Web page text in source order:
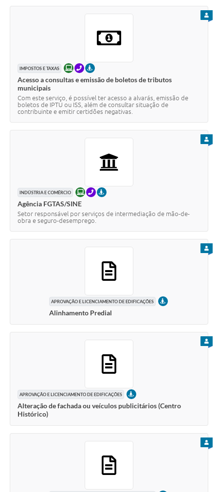
Enquete
Jornal
Contratos
IMPOSTOS E TAXAS ONLINETELEFONEPRESENCIAL
Acesso a consultas e emissão de boletos de tributos
municipais
Com este serviço, é possível ter acesso a alvarás, emissão de
boletos de IPTU ou ISS, além de consultar situação de
contribuinte e emitir certidões negativas.
INDÚSTRIA E COMÉRCIO ONLINETELEFONEPRESENCIAL
Agência FGTAS/SINE
Setor responsável por serviços de intermediação de mão-de-
obra e seguro-desemprego.
APROVAÇÃO E LICENCIAMENTO DE EDIFICAÇÕES PRESENCIAL
Alinhamento Predial
APROVAÇÃO E LICENCIAMENTO DE EDIFICAÇÕES PRESENCIAL
Alteração de fachada ou veículos publicitários (Centro
Histórico)